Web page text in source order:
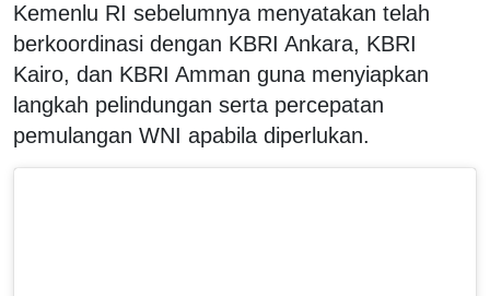
Kemenlu RI sebelumnya menyatakan telah
berkoordinasi dengan KBRI Ankara, KBRI
Kairo, dan KBRI Amman guna menyiapkan
langkah pelindungan serta percepatan
pemulangan WNI apabila diperlukan.